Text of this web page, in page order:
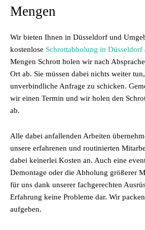
Mengen
Wir bieten Ihnen in Düsseldorf und
kostenlose Schrottabholung in Düsseldorf
Mengen Schrott holen wir nach
Ort ab. Sie müssen dabei nichts weiter
unverbindliche Anfrage zu schicken.
wir einen Termin und wir holen den
ab.
Alle dabei anfallenden Arbeiten
unsere erfahrenen und routinierten
dabei keinerlei Kosten an. Auch eine
Demontage oder die Abholung größerer
für uns dank unserer fachgerechten
Erfahrung keine Probleme dar. Wir
aufgeben.